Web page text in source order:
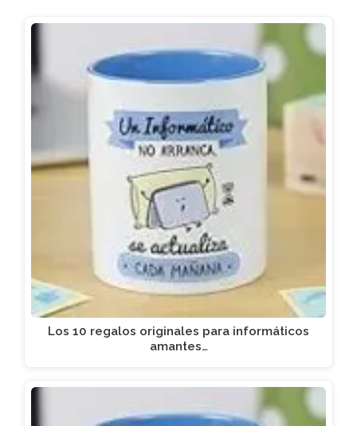
Los 10 regalos originales para informáticos
amantes…